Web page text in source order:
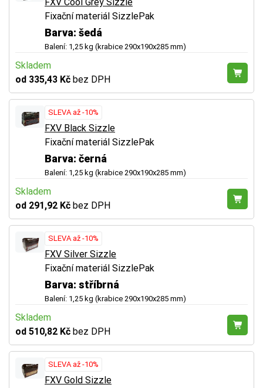
FXV Cool Grey Sizzle
Fixační materiál SizzlePak
Barva: šedá
Balení: 1,25 kg (krabice 290x190x285 mm)
Skladem
od 335,43 Kč bez DPH
SLEVA až -10%
FXV Black Sizzle
Fixační materiál SizzlePak
Barva: černá
Balení: 1,25 kg (krabice 290x190x285 mm)
Skladem
od 291,92 Kč bez DPH
SLEVA až -10%
FXV Silver Sizzle
Fixační materiál SizzlePak
Barva: stříbrná
Balení: 1,25 kg (krabice 290x190x285 mm)
Skladem
od 510,82 Kč bez DPH
SLEVA až -10%
FXV Gold Sizzle